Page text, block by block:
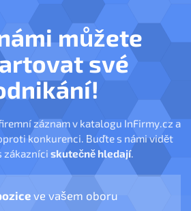
můžete
své
záznam v katalogu InFirmy.cz a
konkurenci. Buďte s námi vidět
zákazníci skutečně hledají.
ve vašem oboru